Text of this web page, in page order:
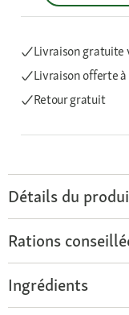
Livraison gratuite
Livraison offerte
Retour gratuit
Détails du
Rations
Ingrédients